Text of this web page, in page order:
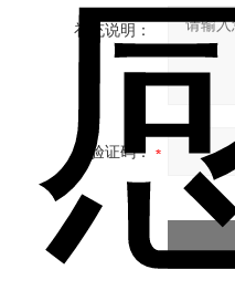
补充说明：
验证码：